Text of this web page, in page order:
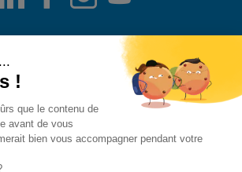
Facebook
Instagram